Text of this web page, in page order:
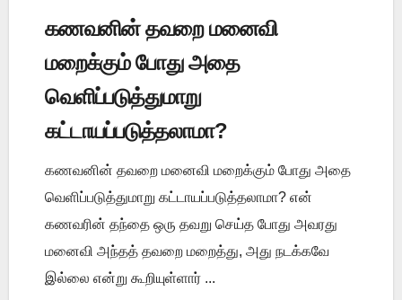
கணவனின் தவறை மனைவி
மறைக்கும் போது அதை
வெளிப்படுத்துமாறு
கட்டாயப்படுத்தலாமா?
கணவனின் தவறை மனைவி மறைக்கும் போது அதை
வெளிப்படுத்துமாறு கட்டாயப்படுத்தலாமா? என்
கணவரின் தந்தை ஒரு தவறு செய்த போது அவரது
மனைவி அந்தத் தவறை மறைத்து, அது நடக்கவே
இல்லை என்று கூறியுள்ளார் ...